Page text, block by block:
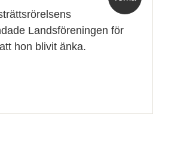
Landsföreningen för
hon blivit änka.